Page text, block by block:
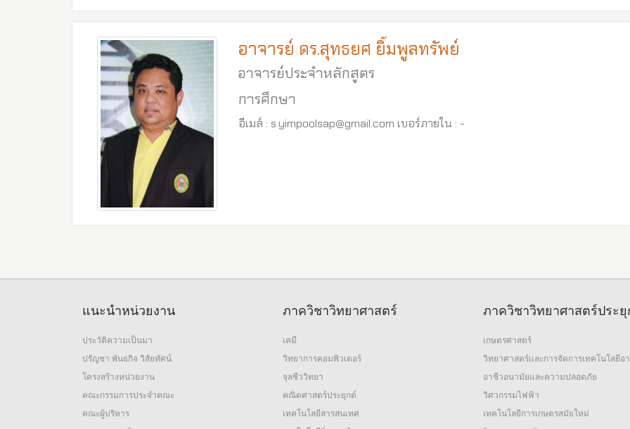
อาจารย์ ดร.สุทธยศ ยิ้มพูลทรัพย์
อาจารย์ประจำหลักสูตร
การศึกษา
อีเมล์ : s.yimpoolsap@gmail.com เบอร์ภายใน : -
แนะนำหน่วยงาน
ประวัติความเป็นมา
ปรัญชา พันธกิจ วิสัยทัศน์
โครงสร้างหน่วยงาน
คณะกรรมการประจำคณะ
คณะผู้บริหาร
ภาควิชาวิทยาศาสตร์
เคมี
วิทยาการคอมพิวเตอร์
จุลชีววิทยา
คณิตศาสตร์ประยุกต์
เทคโนโลยีสารสนเทศ
ภาควิชาวิทยาศาสตร์ประ
เกษตรศาสตร์
วิทยาศาสตร์และการจัดการเทคโนโลยีอ
อาชีวอนามัยและความปลอดภัย
วิศวกรรมไฟฟ้า
เทคโนโลยีการเกษตรสมัยใหม่